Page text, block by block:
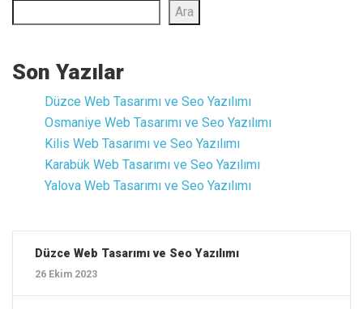
Ara
Son Yazılar
Düzce ‎Web Tasarımı ve Seo Yazılımı
Osmaniye ‎Web Tasarımı ve Seo Yazılımı
Kilis ‎Web Tasarımı ve Seo Yazılımı
Karabük ‎Web Tasarımı ve Seo Yazılımı
Yalova ‎Web Tasarımı ve Seo Yazılımı
Düzce ‎Web Tasarımı ve Seo Yazılımı
26 Ekim 2023